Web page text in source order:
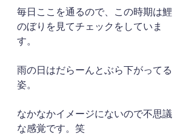
毎日ここを通るので、この時期は鯉
のぼりを見てチェックをしていま
す。
雨の日はだらーんとぶら下がってる
姿。
なかなかイメージにないので不思議
な感覚です。笑